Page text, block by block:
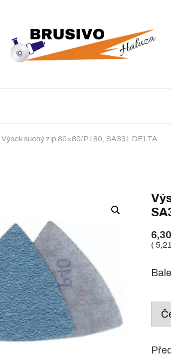
Výsek suchý zip 80×80/P180, SA331 DELTA
6,30
( 5,21